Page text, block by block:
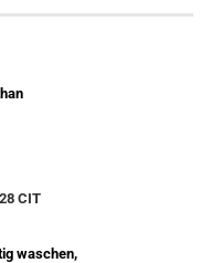
CIT
waschen,